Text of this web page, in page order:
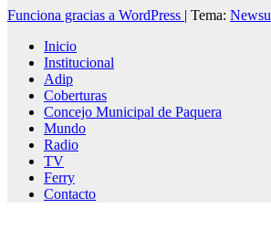
Funciona gracias a WordPress | Tema:
Inicio
Institucional
Adip
Coberturas
Concejo Municipal de Paquera
Mundo
Radio
TV
Ferry
Contacto